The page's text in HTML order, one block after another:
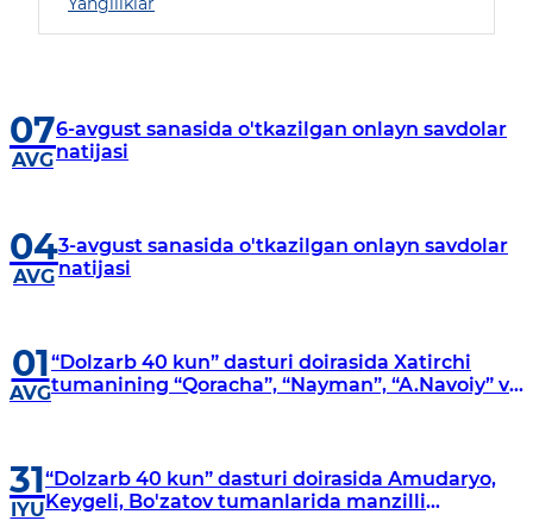
07
AVG
6-avgust sanasida o'tkazilgan onlayn savdolar
natijasi
04
AVG
3-avgust sanasida o'tkazilgan onlayn savdolar
natijasi
01
AVG
“Dolzarb 40 kun” dasturi doirasida Xatirchi
tumanining “Qoracha”, “Nayman”, “A.Navoiy” va
31
IYU
“Dolzarb 40 kun” dasturi doirasida Amudaryo,
Keygeli, Bo'zatov tumanlarida manzilli